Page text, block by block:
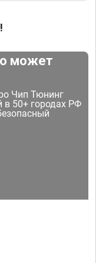
может
Чип Тюнинг
в 50+ городах РФ